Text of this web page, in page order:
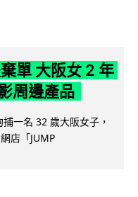
單 大阪女 2 年
周邊產品
一名 32 歲大阪女子，
店「JUMP